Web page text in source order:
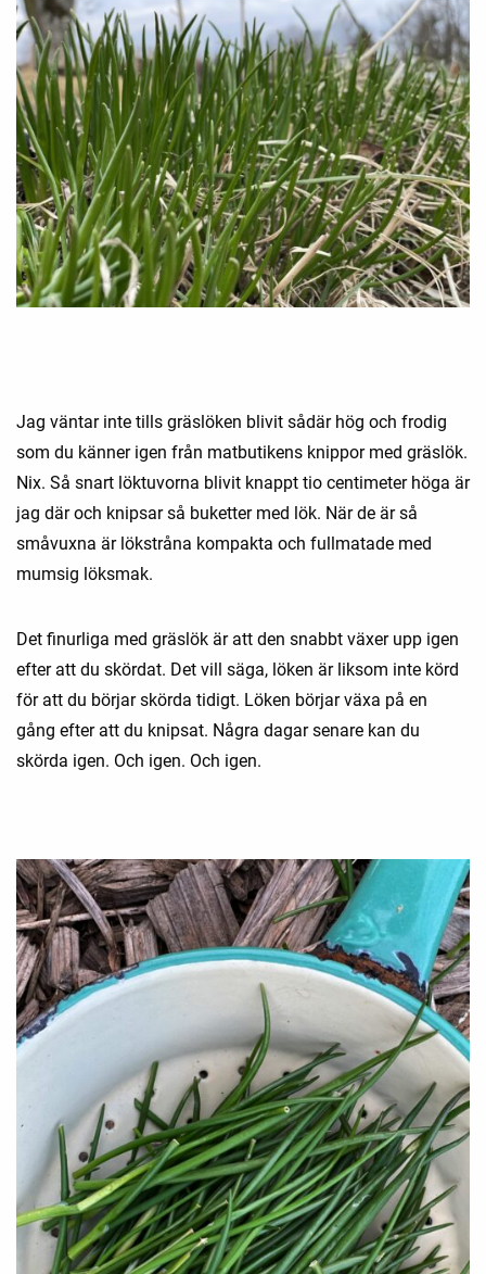
Jag väntar inte tills gräslöken blivit sådär hög och frodig
som du känner igen från matbutikens knippor med gräslök.
Nix. Så snart löktuvorna blivit knappt tio centimeter höga är
jag där och knipsar så buketter med lök. När de är så
småvuxna är lökstråna kompakta och fullmatade med
mumsig löksmak.
Det finurliga med gräslök är att den snabbt växer upp igen
efter att du skördat. Det vill säga, löken är liksom inte körd
för att du börjar skörda tidigt. Löken börjar växa på en
gång efter att du knipsat. Några dagar senare kan du
skörda igen. Och igen. Och igen.